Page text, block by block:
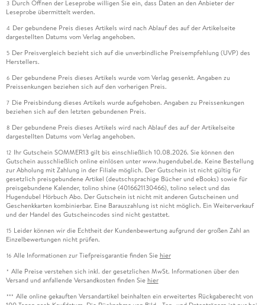
3 Durch Öffnen der Leseprobe willigen Sie ein, dass Daten an den Anbieter der
Leseprobe übermittelt werden.
4 Der gebundene Preis dieses Artikels wird nach Ablauf des auf der Artikelseite
dargestellten Datums vom Verlag angehoben.
5 Der Preisvergleich bezieht sich auf die unverbindliche Preisempfehlung (UVP) des
Herstellers.
6 Der gebundene Preis dieses Artikels wurde vom Verlag gesenkt. Angaben zu
Preissenkungen beziehen sich auf den vorherigen Preis.
7 Die Preisbindung dieses Artikels wurde aufgehoben. Angaben zu Preissenkungen
beziehen sich auf den letzten gebundenen Preis.
8 Der gebundene Preis dieses Artikels wird nach Ablauf des auf der Artikelseite
dargestellten Datums vom Verlag angehoben.
12 Ihr Gutschein SOMMER13 gilt bis einschließlich 10.08.2026. Sie können den
Gutschein ausschließlich online einlösen unter www.hugendubel.de. Keine Bestellung
zur Abholung mit Zahlung in der Filiale möglich. Der Gutschein ist nicht gültig für
gesetzlich preisgebundene Artikel (deutschsprachige Bücher und eBooks) sowie für
preisgebundene Kalender, tolino shine (4016621130466), tolino select und das
Hugendubel Hörbuch Abo. Der Gutschein ist nicht mit anderen Gutscheinen und
Geschenkkarten kombinierbar. Eine Barauszahlung ist nicht möglich. Ein Weiterverkauf
und der Handel des Gutscheincodes sind nicht gestattet.
15 Leider können wir die Echtheit der Kundenbewertung aufgrund der großen Zahl an
Einzelbewertungen nicht prüfen.
16 Alle Informationen zur Tiefpreisgarantie finden Sie hier
* Alle Preise verstehen sich inkl. der gesetzlichen MwSt. Informationen über den
Versand und anfallende Versandkosten finden Sie hier
*** Alle online gekauften Versandartikel beinhalten ein erweitertes Rückgaberecht von